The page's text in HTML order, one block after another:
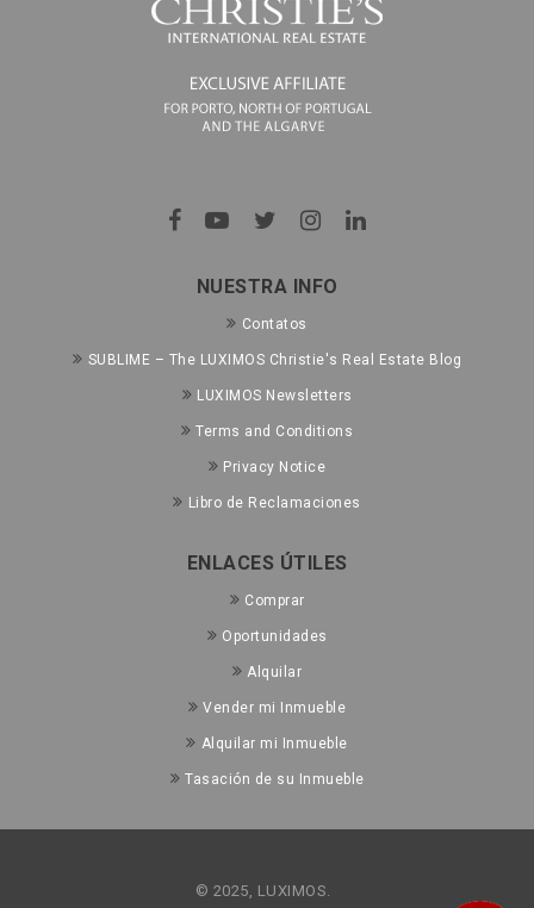
NUESTRA INFO
Contatos
SUBLIME – The LUXIMOS Christie's Real Estate Blog
LUXIMOS Newsletters
Terms and Conditions
Privacy Notice
Libro de Reclamaciones
ENLACES ÚTILES
Comprar
Oportunidades
Alquilar
Vender mi Inmueble
Alquilar mi Inmueble
Tasación de su Inmueble
© 2025, LUXIMOS.